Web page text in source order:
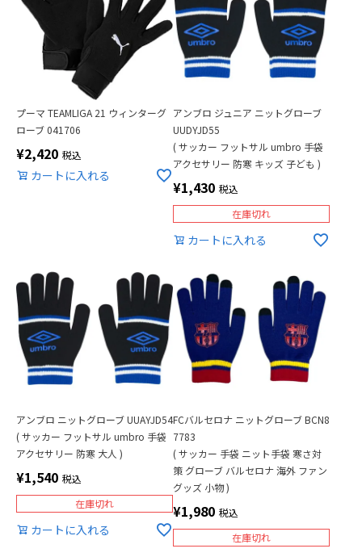
プーマ TEAMLIGA 21 ウィンターグ
ローブ 041706
¥2,420 税込
カートに入れる
アンブロ ジュニア ニットグローブ
UUDYJD55
( サッカー フットサル umbro 手袋
アクセサリー 防寒 キッズ 子ども )
¥1,430 税込
在庫切れ
カートに入れる
アンブロ ニットグローブ UUAYJD54
( サッカー フットサル umbro 手袋
アクセサリー 防寒 大人 )
¥1,540 税込
在庫切れ
カートに入れる
FCバルセロナ ニットグローブ BCN8
7783
( サッカー 手袋 ニット手袋 寒さ対
策 グローブ バルセロナ 海外 ファン
グッズ 小物 )
¥1,980 税込
在庫切れ